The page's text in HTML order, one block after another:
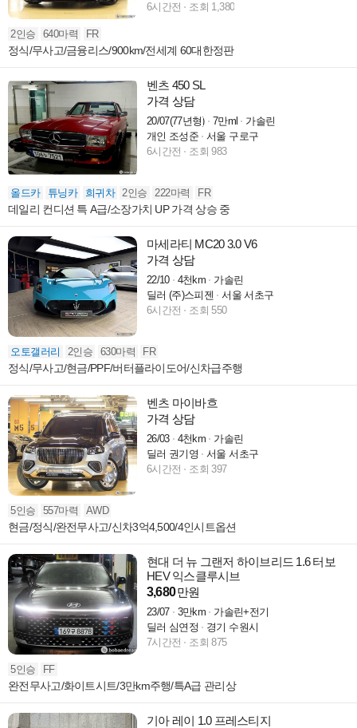
6시간전
조회 1,380
2인승 640마력 FR
정식/무사고/금융리스/900km/전세계 60대한정판
벤츠 450 SL
가격 상담
20/07(77년형) 7만ml
가솔린
개인 조성준
서울 구로구
6시간전
조회 983
올드카 튜닝카 희귀차 2인승 222마력 FR
데일리 컨디션 특 A급/소장가치 UP 가격 상승 중
마세라티 MC20 3.0 V6
가격 상담
22/10 4천km
가솔린
딜러 (주)스피젠
서울 서초구
6시간전
조회 550
오토갤러리 2인승 630마력 FR
정식/무사고/현금/PPF/버터플라이도어/신차급주행
벤츠 마이바흐
가격 상담
26/03 4천km
가솔린
딜러 권기영
서울 서초구
6시간전
조회 397
5인승 557마력 AWD
현금/정식/완전무사고/신차3억4,500/4인시트옵션
현대 더 뉴 그랜저 하이브리드 1.6 터보
HEV 익스클루시브
3,680만원
23/07 3만km
가솔린+전기
딜러 심연정
경기 수원시
7시간전
조회 875
5인승 FF
완전무사고/화이트시트/3만km주행/특A급 관리상
기아 레이 1.0 프레스티지